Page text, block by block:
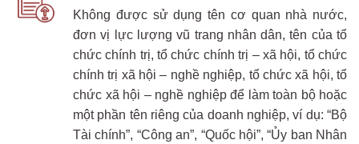
Không được sử dụng tên cơ quan nhà nước,
đơn vị lực lượng vũ trang nhân dân, tên của tổ
chức chính trị, tổ chức chính trị – xã hội, tổ chức
chính trị xã hội – nghề nghiệp, tổ chức xã hội, tổ
chức xã hội – nghề nghiệp để làm toàn bộ hoặc
một phần tên riêng của doanh nghiệp, ví dụ: “Bộ
Tài chính”, “Công an”, “Quốc hội”, “Ủy ban Nhân